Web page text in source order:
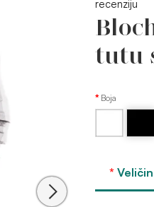
recenziju
tutu
Boja